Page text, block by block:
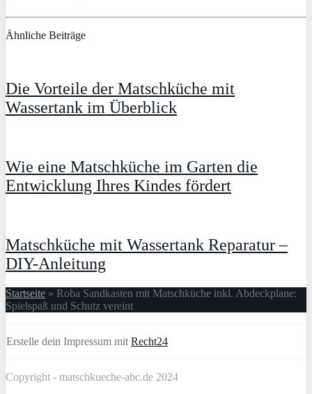
Ähnliche Beiträge
Die Vorteile der Matschküche mit
Wassertank im Überblick
Wie eine Matschküche im Garten die
Entwicklung Ihres Kindes fördert
Matschküche mit Wassertank Reparatur –
DIY-Anleitung
Startseite » Roba Sandkasten mit Matschküche inkl. Abdeckplane:
Spielspaß und Schutz vereint
Erstelle dein Impressum mit Recht24
Copyright - matschkueche-abc.de 2024